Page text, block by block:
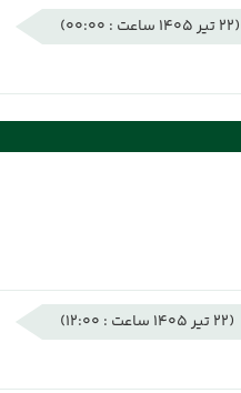
(22 تیر 1405 ساعت : 00:00)
(22 تیر 1405 ساعت : 12:00)